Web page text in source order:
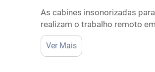
As cabines insonorizadas
realizam o trabalho remoto
atualmente, mas encontrar
barulhentas correndo pela
Ver Mais